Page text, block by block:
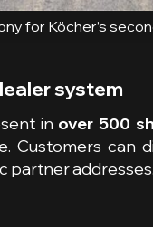
for Köcher’s
system
in over 500
Customers can
partner